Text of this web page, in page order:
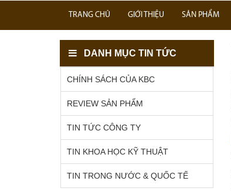
TRANG CHỦ GIỚI THIỆU SẢN PHẨM
DANH MỤC TIN TỨC
CHÍNH SÁCH CỦA KBC
REVIEW SẢN PHẨM
TIN TỨC CÔNG TY
TIN KHOA HỌC KỸ THUẬT
TIN TRONG NƯỚC & QUỐC TẾ